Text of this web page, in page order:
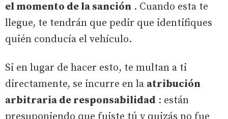
el momento de la sanción . Cuando esta te
llegue, te tendrán que pedir que identifiques
quién conducía el vehículo.
Si en lugar de hacer esto, te multan a ti
directamente, se incurre en la atribución
arbitraria de responsabilidad : están